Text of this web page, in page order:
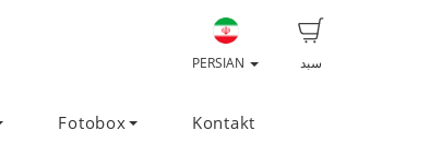
سبد PERSIAN
Fotobox Kontakt